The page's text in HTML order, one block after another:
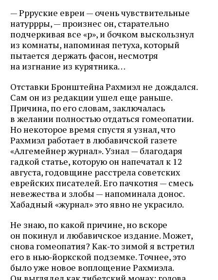
— Ррруские евреи — очень чувствительные
натуррры, — произнес он, старательно
подчеркивая все «р», и бочком выскользнул
из комнаты, напоминая петуха, который
пытается держать фасон, несмотря
на изгнание из курятника…
Отставки Бронштейна Рахмиэл не дождался.
Сам он из редакции ушел еще раньше.
Причина, по его словам, заключалась
в желании полностью отдаться гомеопатии.
Но некоторое время спустя я узнал, что
Рахмиэл работает в любавичской газете
«Алгемейнер журнал». Узнал — благодаря
гадкой статье, которую он напечатал к 12
августа, годовщине расстрела советских
еврейских писателей. Его пачкотня — смесь
невежества и злобы — напоминала донос.
Хабадный «журнал» это явно не украсило.
Не знаю, по какой причине, но вскоре
он покинул и любавичское издание. Может,
снова гомеопатия? Как‑то зимой я встретил
его в нью‑йоркской подземке. Точнее, это
было уже новое воплощение Рахмиэла.